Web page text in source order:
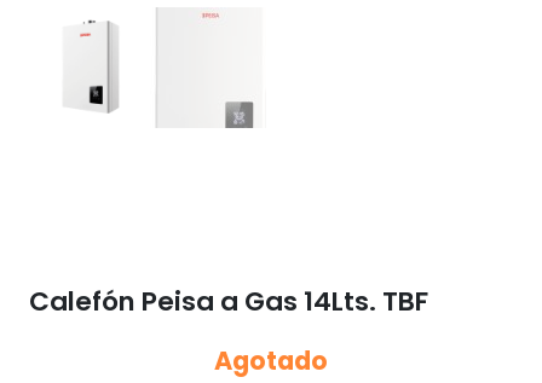
Calefón Peisa a Gas 14Lts. TBF
Agotado